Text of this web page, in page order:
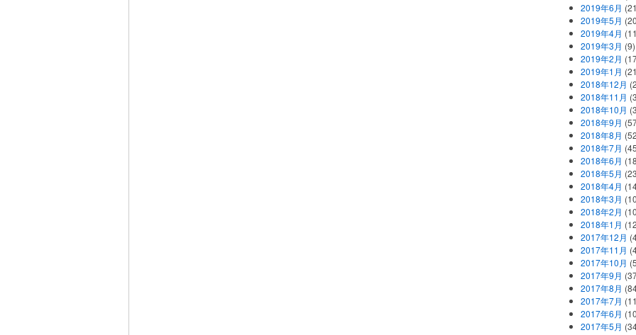
2019年6月
2019年5月
2019年4月
2019年3月 (9)
2019年2月
2019年1月
2018年12月
2018年11月
2018年10月
2018年9月
2018年8月
2018年7月
2018年6月
2018年5月
2018年4月
2018年3月
2018年2月
2018年1月
2017年12月
2017年11月
2017年10月
2017年9月
2017年8月
2017年7月
2017年6月
2017年5月